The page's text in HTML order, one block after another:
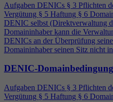
Aufgaben DENICs § 3 Pflichten
Vergütung § 5 Haftung § 6
DENIC selbst (Direktverwaltung
Domaininhaber kann die
DENICs an der Überprüfung
Domaininhaber seinen Sitz nicht
DENIC-
Aufgaben DENICs § 3 Pflichten
Vergütung § 5 Haftung § 6